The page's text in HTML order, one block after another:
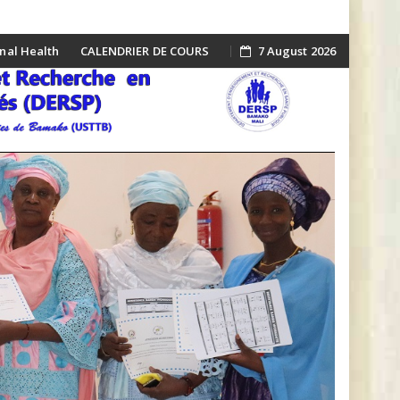
Health CALENDRIER DE COURS 7 August 2026